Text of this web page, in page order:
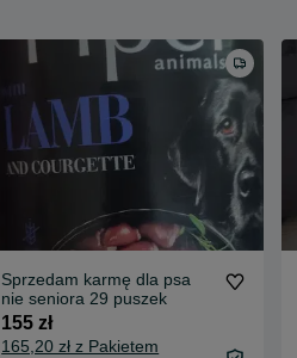
Sprzedam karmę dla psa
nie seniora 29 puszek
155 zł
165,20 zł z Pakietem